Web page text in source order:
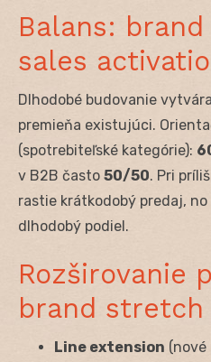
Balans:
sales
Dlhodobé budovanie
premieňa existujúci.
(spotrebiteľské kategórie):
v B2B často 50/50. Pri
rastie krátkodobý predaj, no
dlhodobý podiel.
Rozširovanie
brand stretch
Line extension